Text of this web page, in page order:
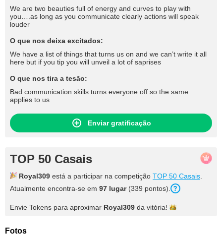
We are two beauties full of energy and curves to play with
you….as long as you communicate clearly actions will speak
louder
O que nos deixa excitados:
We have a list of things that turns us on and we can’t write it all
here but if you tip you will unveil a lot of saprises
O que nos tira a tesão:
Bad communication skills turns everyone off so the same
applies to us
Enviar gratificação
TOP 50 Casais
Royal309 está a participar na competição TOP 50 Casais
Atualmente encontra-se em 97 lugar(339 pontos).
Envie Tokens para aproximar Royal309 da vitória!
Fotos